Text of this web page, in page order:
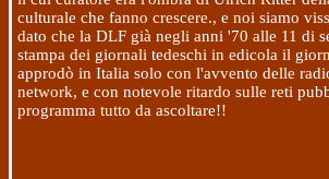
culturale che fanno crescere., e noi siamo
dato che la DLF già negli anni '70 alle 11 di
stampa dei giornali tedeschi in edicola il
approdò in Italia solo con l'avvento delle
network, e con notevole ritardo sulle reti
programma tutto da ascoltare!!